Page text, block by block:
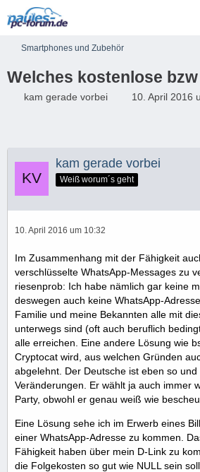
Smartphones und Zubehör
Welches kostenlose
kam gerade vorbei 10. April 2016
kam gerade vorbei
Weiß worum´s geht
10. April 2016 um 10:32
Im Zusammenhang mit der Fähigkeit
verschlüsselte WhatsApp-Messages zu
riesenprob: Ich habe nämlich gar keine
deswegen auch keine WhatsApp-
Familie und meine Bekannten alle mit
unterwegs sind (oft auch beruflich
alle erreichen. Eine andere Lösung wie
Cryptocat wird, aus welchen Gründen
abgelehnt. Der Deutsche ist eben so
Veränderungen. Er wählt ja auch immer
Party, obwohl er genau weiß wie
Eine Lösung sehe ich im Erwerb eines
einer WhatsApp-Adresse zu kommen.
Fähigkeit haben über mein D-Link zu
die Folgekosten so gut wie NULL sein